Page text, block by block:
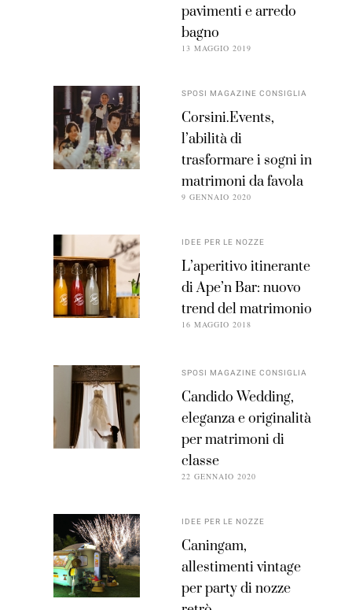
pavimenti e arredo
bagno
13 MAGGIO 2019
SPOSI MAGAZINE CONSIGLIA
Corsini.Events,
l’abilità di
trasformare i sogni in
matrimoni da favola
9 GENNAIO 2020
IDEE PER LE NOZZE
L’aperitivo itinerante
di Ape’n Bar: nuovo
trend del matrimonio
16 MAGGIO 2018
SPOSI MAGAZINE CONSIGLIA
Candido Wedding,
eleganza e originalità
per matrimoni di
classe
22 GENNAIO 2020
IDEE PER LE NOZZE
Caningam,
allestimenti vintage
per party di nozze